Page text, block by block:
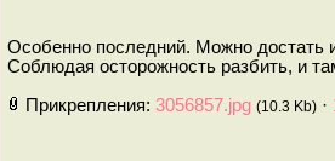
Особенно последний. Можно достать
Соблюдая осторожность разбить, и
Прикрепления: 3056857.jpg (10.3 Kb) ·